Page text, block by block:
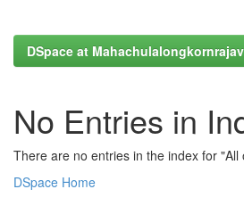
DSpace at
No Entries in
There are no entries in the index for "All
DSpace Home